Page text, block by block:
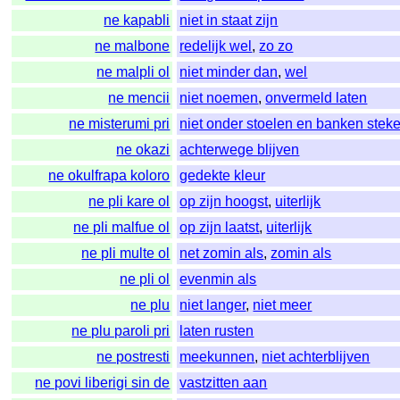
ne kapabli
niet in staat zijn
ne malbone
redelijk wel ,zo zo
ne malpli ol
niet minder dan,wel
ne mencii
niet noemen,onvermeld laten
ne misterumi pri
niet onder stoelen en banken
ne okazi
achterwege blijven
ne okulfrapa koloro
gedekte kleur
ne pli kare ol
op zijn hoogst, uiterlijk
ne pli malfue ol
op zijn laatst, uiterlijk
ne pli multe ol
net zomin als,zomin als
ne pli ol
evenmin als
ne plu
niet langer, niet meer
ne plu paroli pri
laten rusten
ne postresti
meekunnen, niet achterblijven
ne povi liberigi sin de
vastzitten aan